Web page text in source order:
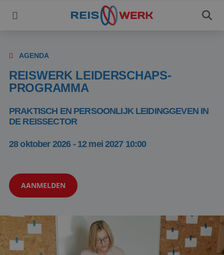
AGENDA
REISWERK LEIDERSCHAPS-
PROGRAMMA
PRAKTISCH EN PERSOONLIJK LEIDINGGEVEN IN
DE REISSECTOR
28 oktober 2026 - 12 mei 2027 10:00
AANMELDEN